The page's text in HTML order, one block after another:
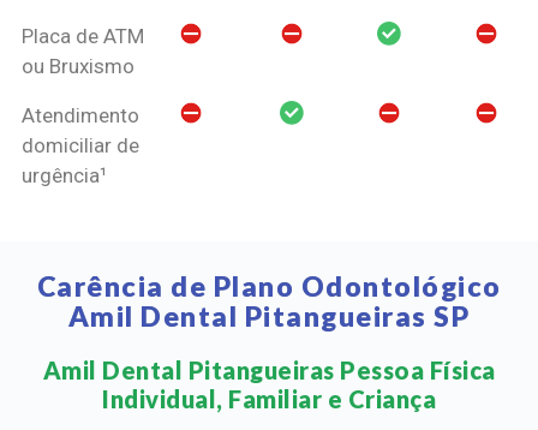
Placa de ATM
ou Bruxismo
Atendimento
domiciliar de
urgência¹
Carência de Plano Odontológico
Amil Dental Pitangueiras SP
Amil Dental Pitangueiras Pessoa Física
Individual, Familiar e Criança​